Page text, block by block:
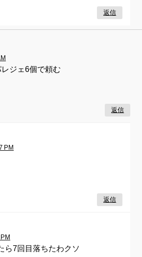
返信
ジェ6個で頼む
返信
PM
返信
ら7回目落ちたわクソ